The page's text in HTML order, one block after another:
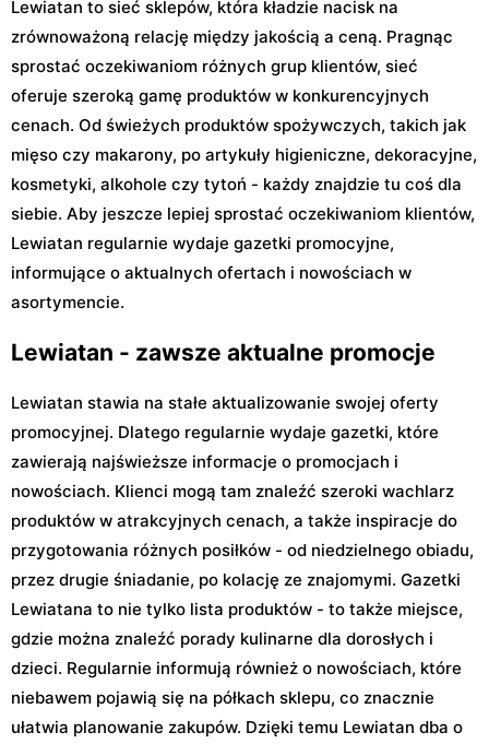
Lewiatan to sieć sklepów, która kładzie nacisk na
zrównoważoną relację między jakością a ceną. Pragnąc
sprostać oczekiwaniom różnych grup klientów, sieć
oferuje szeroką gamę produktów w konkurencyjnych
cenach. Od świeżych produktów spożywczych, takich jak
mięso czy makarony, po artykuły higieniczne, dekoracyjne,
kosmetyki, alkohole czy tytoń - każdy znajdzie tu coś dla
siebie. Aby jeszcze lepiej sprostać oczekiwaniom klientów,
Lewiatan regularnie wydaje gazetki promocyjne,
informujące o aktualnych ofertach i nowościach w
asortymencie.
Lewiatan - zawsze aktualne promocje
Lewiatan stawia na stałe aktualizowanie swojej oferty
promocyjnej. Dlatego regularnie wydaje gazetki, które
zawierają najświeższe informacje o promocjach i
nowościach. Klienci mogą tam znaleźć szeroki wachlarz
produktów w atrakcyjnych cenach, a także inspiracje do
przygotowania różnych posiłków - od niedzielnego obiadu,
przez drugie śniadanie, po kolację ze znajomymi. Gazetki
Lewiatana to nie tylko lista produktów - to także miejsce,
gdzie można znaleźć porady kulinarne dla dorosłych i
dzieci. Regularnie informują również o nowościach, które
niebawem pojawią się na półkach sklepu, co znacznie
ułatwia planowanie zakupów. Dzięki temu Lewiatan dba o